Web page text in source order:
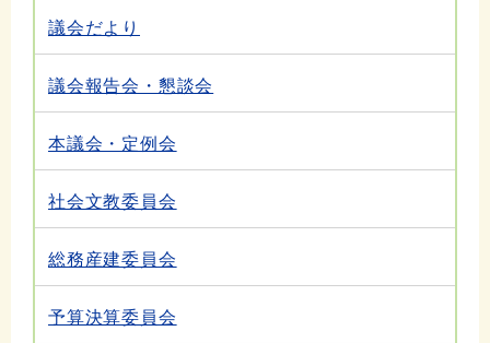
議会だより
議会報告会・懇談会
本議会・定例会
社会文教委員会
総務産建委員会
予算決算委員会